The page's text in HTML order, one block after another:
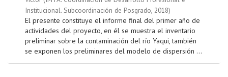
Institucional. Subcoordinación de Posgrado, 2018)
El presente constituye el informe final del primer año de
actividades del proyecto, en él se muestra el inventario
preliminar sobre la contaminación del río Yaqui, también
se exponen los preliminares del modelo de dispersión ...